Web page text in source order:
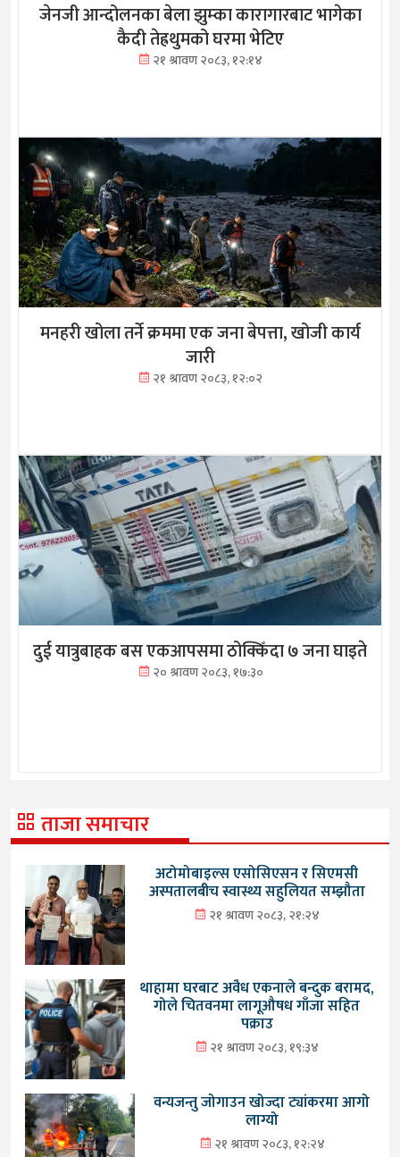
जेनजी आन्दोलनका बेला झुम्का कारागारबाट भागेका
कैदी तेह्रथुमको घरमा भेटिए
२१ श्रावण २०८३, १२:१४
मनहरी खोला तर्ने क्रममा एक जना बेपत्ता, खोजी कार्य
जारी
२१ श्रावण २०८३, १२:०२
दुई यात्रुबाहक बस एकआपसमा ठोक्किँदा ७ जना घाइते
२० श्रावण २०८३, १७:३०
ताजा समाचार
अटोमोबाइल्स एसोसिएसन र सिएमसी
अस्पतालबीच स्वास्थ्य सहुलियत सम्झौता
२१ श्रावण २०८३, २१:२४
थाहामा घरबाट अवैध एकनाले बन्दुक बरामद,
गोले चितवनमा लागूऔषध गाँजा सहित
पक्राउ
२१ श्रावण २०८३, १९:३४
वन्यजन्तु जोगाउन खोज्दा ट्यांकरमा आगो
लाग्यो
२१ श्रावण २०८३, १२:२४